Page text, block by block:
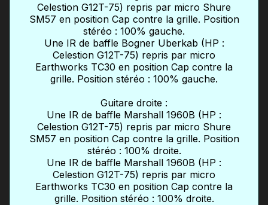
Celestion G12T-75) repris par micro Shure
SM57 en position Cap contre la grille. Position
stéréo : 100% gauche.
Une IR de baffle Bogner Uberkab (HP :
Celestion G12T-75) repris par micro
Earthworks TC30 en position Cap contre la
grille. Position stéréo : 100% gauche.
Guitare droite :
Une IR de baffle Marshall 1960B (HP :
Celestion G12T-75) repris par micro Shure
SM57 en position Cap contre la grille. Position
stéréo : 100% droite.
Une IR de baffle Marshall 1960B (HP :
Celestion G12T-75) repris par micro
Earthworks TC30 en position Cap contre la
grille. Position stéréo : 100% droite.